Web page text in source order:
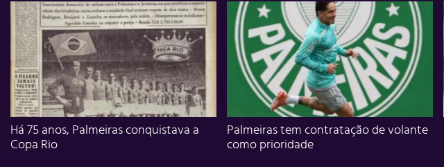
Há 75 anos, Palmeiras conquistava a
Copa Rio
Palmeiras tem contratação de volante
como prioridade